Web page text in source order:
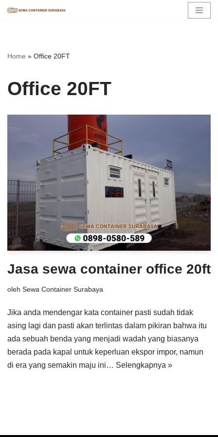
konten
Home » Office 20FT
Office 20FT
Jasa sewa container office 20ft
oleh Sewa Container Surabaya
Jika anda mendengar kata container pasti sudah tidak
asing lagi dan pasti akan terlintas dalam pikiran bahwa itu
ada sebuah benda yang menjadi wadah yang biasanya
berada pada kapal untuk keperluan ekspor impor, namun
di era yang semakin maju ini… Selengkapnya »